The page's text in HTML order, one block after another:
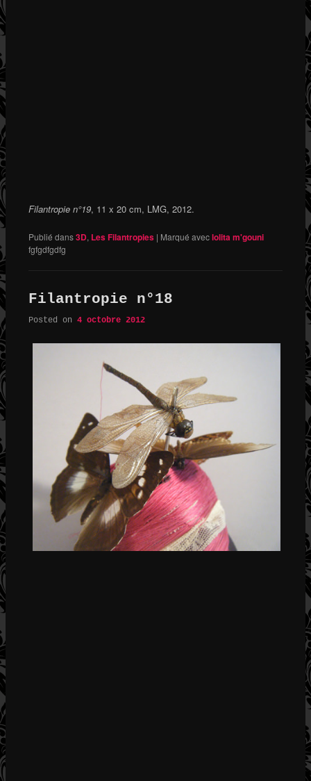
Filantropie n°19, 11 x 20 cm, LMG, 2012.
Publié dans3D, Les Filantropies | Marqué aveclolita m'gouni
fgfgdfgdfg
Filantropie n°18
Posted on 4 octobre 2012